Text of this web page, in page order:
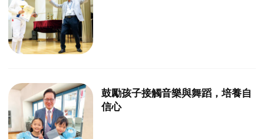
鼓勵孩子接觸音樂與舞蹈，培養自
信心